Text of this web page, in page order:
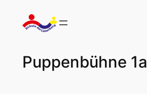
Inhalt
springen
Puppenbühne 1a